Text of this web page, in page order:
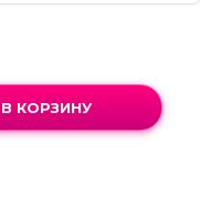
В КОРЗИНУ